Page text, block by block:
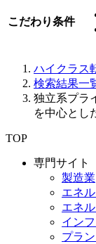
こだわり条件
ハイクラス
検索結果一
独立系プラ
を中心とし
TOP
専門サイト
製造業
エネ
エネ
イン
プラン